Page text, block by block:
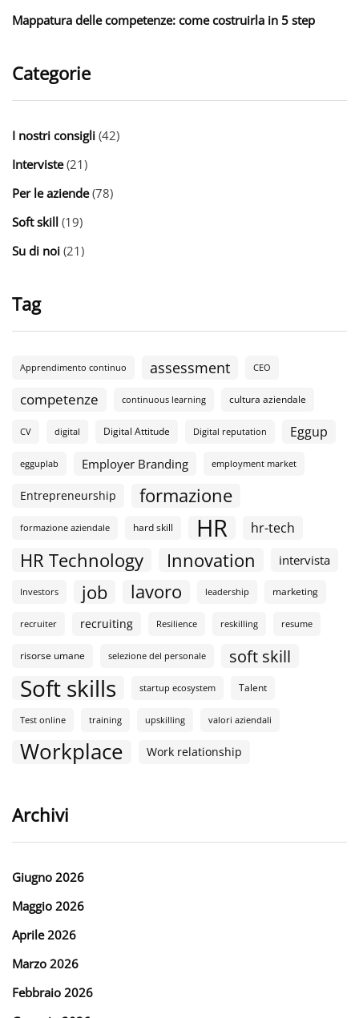
Mappatura delle competenze: come costruirla in 5 step
Categorie
I nostri consigli (42)
Interviste(21)
Per le aziende(78)
Soft skill (19)
Su di noi (21)
Tag
Apprendimento continuo assessment CEO
competenze continuous learning cultura aziendale
CV digital Digital Attitude Digital reputation Eggup
egguplab Employer Branding employment market
Entrepreneurship formazione
formazione aziendale hard skill HR hr-tech
HR Technology Innovation intervista
Investors job lavoro leadership marketing
recruiter recruiting Resilience reskilling resume
risorse umane selezione del personale soft skill
Soft skills startup ecosystem Talent
Test online training upskilling valori aziendali
Workplace Work relationship
Archivi
Giugno 2026
Maggio 2026
Aprile 2026
Marzo 2026
Febbraio 2026